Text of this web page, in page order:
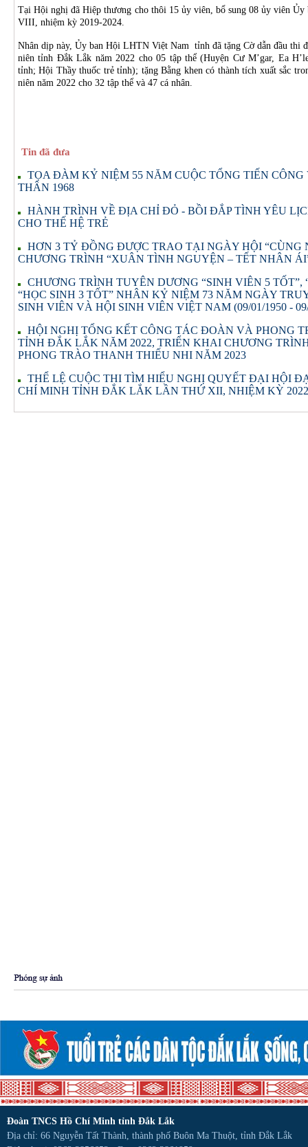
Tại Hội nghị đã Hiệp thương cho thôi 15 ủy viên, bổ sung 08 ủy viên
VIII, nhiệm kỳ 2019-2024.
Nhân dịp này, Ủy ban Hội LHTN Việt Nam tỉnh đã tặng Cờ dẫn đầu thi
niên tỉnh Đắk Lắk năm 2022 cho 05 tập thể (Huyện Cư M’gar, Ea
tỉnh; Hội Thầy thuốc trẻ tỉnh); tặng Bằng khen có thành tích xuất sắc
niên năm 2022 cho 32 tập thể và 47 cá nhân.
Tin đã đưa
TỌA ĐÀM KỶ NIỆM 55 NĂM CUỘC TỔNG TIẾN
THÂN 1968
HÀNH TRÌNH VỀ ĐỊA CHỈ ĐỎ - BỒI ĐẮP TÌNH YÊU
CHO THẾ HỆ TRẺ
HƠN 3 TỶ ĐỒNG ĐƯỢC TRAO TẠI NGÀY HỘI “CÙNG
CHƯƠNG TRÌNH “XUÂN TÌNH NGUYỆN – TẾT NHÂN
CHƯƠNG TRÌNH TUYÊN DƯƠNG “SINH VIÊN 5 TỐT”,
“HỌC SINH 3 TỐT” NHÂN KỶ NIỆM 73 NĂM NGÀY
SINH VIÊN VÀ HỘI SINH VIÊN VIỆT NAM (09/01/1950 -
HỘI NGHỊ TỔNG KẾT CÔNG TÁC ĐOÀN VÀ PHONG
TỈNH ĐẮK LẮK NĂM 2022, TRIỂN KHAI CHƯƠNG
PHONG TRÀO THANH THIẾU NHI NĂM 2023
THỂ LỆ CUỘC THI TÌM HIỂU NGHỊ QUYẾT ĐẠI HỘI
CHÍ MINH TỈNH ĐẮK LẮK LẦN THỨ XII, NHIỆM KỲ
Đoàn TNCS Hồ Chí Minh tỉnh Đắk Lắk
Địa chỉ: 66 Nguyễn Tất Thành, thành phố Buôn Ma Thuột, tỉnh Đắk Lắk